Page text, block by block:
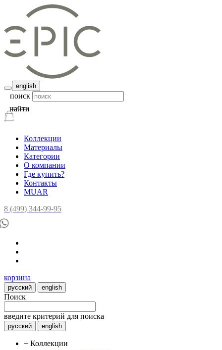
english
поиск
Коллекции
Материалы
Категории
О компании
Где купить?
Контакты
MUAR
8 (499) 344-99-95
корзина
русский english
Поиск
найти
введите критерий для поиска
русский english
+ Коллекции